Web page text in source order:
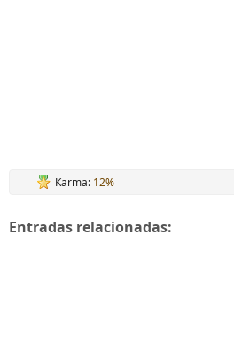
Karma: 12%
Entradas relacionadas: